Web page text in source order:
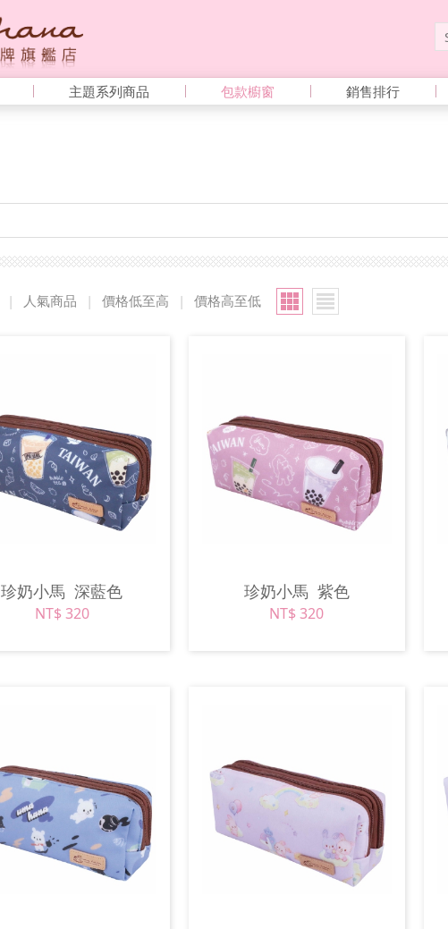
主題系列商品 包款櫥窗 銷售排行
| 人氣商品 | 價格低至高 | 價格高至低
珍奶小馬深藍色
NT$ 320
珍奶小馬 紫色
NT$ 320